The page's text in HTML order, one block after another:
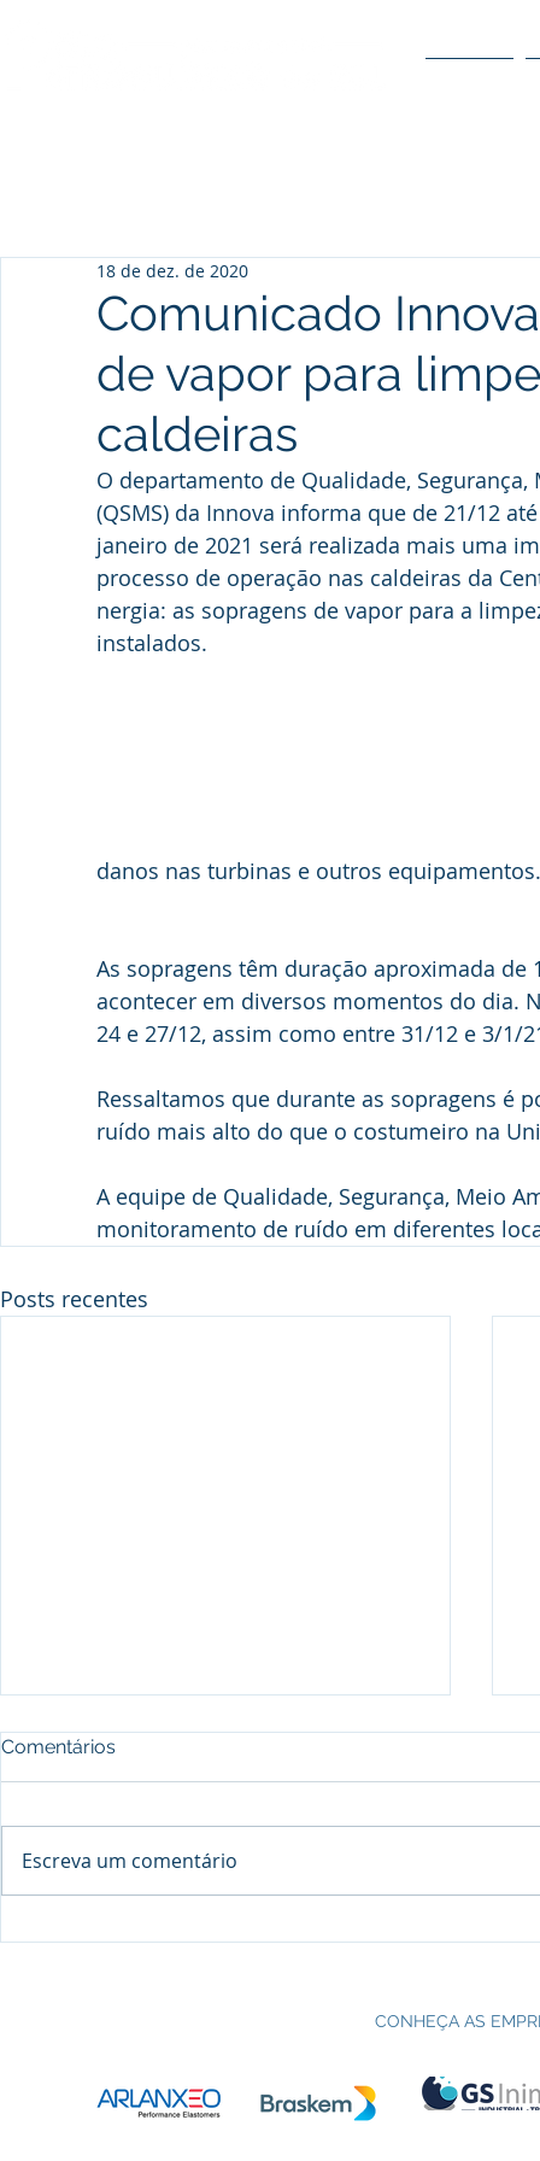
Comunicado
de vapor para
caldeiras
18 de dez. de 2020
O departamento de Qualidade,
(QSMS) da Innova informa que de 21/12
janeiro de 2021 será realizada mais uma
processo de operação nas caldeiras da
nergia: as sopragens de vapor para a
instalados.
danos nas turbinas e outros equipamentos.
As sopragens têm duração aproximada
acontecer em diversos momentos do dia.
24 e 27/12, assim como entre 31/12 e 3/1/
Ressaltamos que durante as sopragens é
ruído mais alto do que o costumeiro na
A equipe de Qualidade, Segurança, Meio
monitoramento de ruído em diferentes
Posts recentes
Comentários
Escreva um comentário
CONHEÇA AS